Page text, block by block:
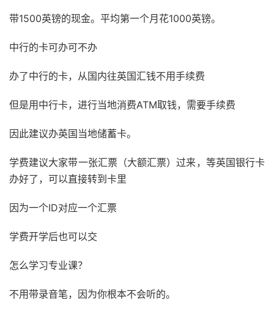
带1500英镑的现金。平均第一个月花1000英镑。
中行的卡可办可不办
办了中行的卡，从国内往英国汇钱不用手续费
但是用中行卡，进行当地消费ATM取钱，需要手续费
因此建议办英国当地储蓄卡。
学费建议大家带一张汇票（大额汇票）过来，等英国银行卡
办好了，可以直接转到卡里
因为一个ID对应一个汇票
学费开学后也可以交
怎么学习专业课？
不用带录音笔，因为你根本不会听的。